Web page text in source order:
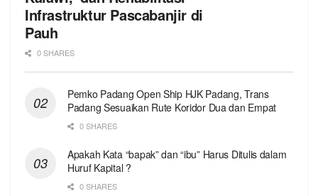
Infrastruktur Pascabanjir di
Pauh
0 SHARES
Pemko Padang Open Ship HJK Padang, Trans
Padang Sesuaikan Rute Koridor Dua dan Empat
0 SHARES
Apakah Kata “bapak” dan “ibu” Harus Ditulis dalam
Huruf Kapital ?
0 SHARES